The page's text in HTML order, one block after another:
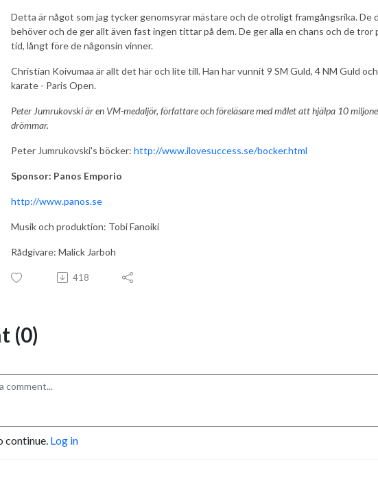
Detta är något som jag tycker genomsyrar mästare och de otroligt framgångsrika. De
behöver och de ger allt även fast ingen tittar på dem. De ger alla en chans och de tror
tid, långt före de någonsin vinner.
Christian Koivumaa är allt det här och lite till. Han har vunnit 9 SM Guld, 4 NM Guld
karate - Paris Open.
Peter Jumrukovski är en VM-medaljör, författare och föreläsare med målet att hjälpa 10
drömmar.
Peter Jumrukovski's böcker: http://www.ilovesuccess.se/bocker.html
Sponsor: Panos Emporio
http://www.panos.se
Musik och produktion: Tobi Fanoiki
Rådgivare: Malick Jarboh
418
(0)
continue. Log in